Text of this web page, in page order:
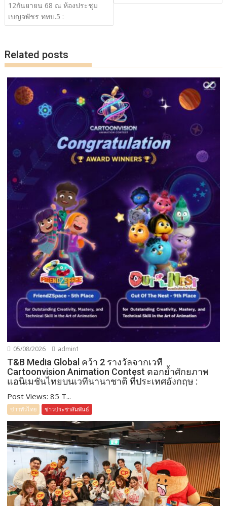
12กันยายน 68 ณ ห้องประชุม
เบญจพัชร ททบ.5 :
Related posts
05/08/2026 admin1
T&B Media Global คว้า 2 รางวัลจากเวที
Cartoonvision Animation Contest ตอกย้ำศักยภาพ
แอนิเมชันไทยบนเวทีนานาชาติ ที่ประเทศอังกฤษ :
Post Views: 85 T...
ข่าวทั่วไทย ข่าวประชาสัมพันธ์